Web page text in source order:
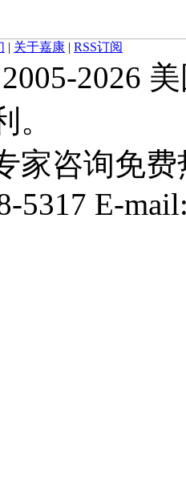
| 关于嘉康 | RSS订阅
2026
家咨询免费
5317 E-